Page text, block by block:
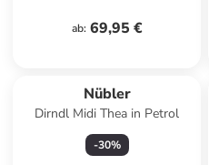
ab: 69,95 €
Nübler
Dirndl Midi Thea in Petrol
-30%